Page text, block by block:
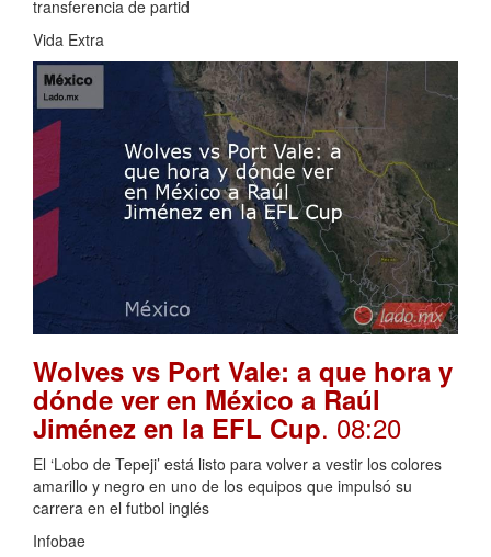
transferencia de partid
Vida Extra
Wolves vs Port Vale: a que hora y
dónde ver en México a Raúl
Jiménez en la EFL Cup. 08:20
El ‘Lobo de Tepeji’ está listo para volver a vestir los colores
amarillo y negro en uno de los equipos que impulsó su
carrera en el futbol inglés
Infobae